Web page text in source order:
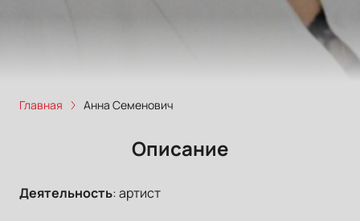
Главная Анна Семенович
Описание
Деятельность:артист